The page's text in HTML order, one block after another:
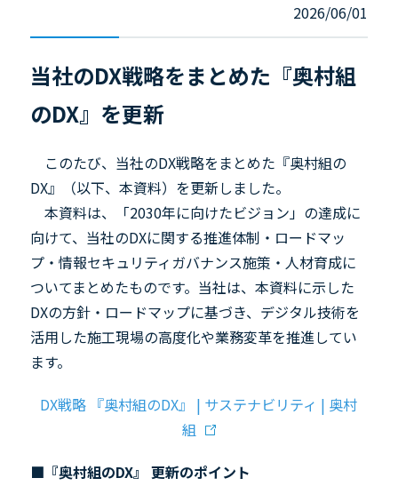
2026/06/01
当社のDX戦略をまとめた『奥村組
のDX』を更新
このたび、当社のDX戦略をまとめた『奥村組の
DX』（以下、本資料）を更新しました。
本資料は、「2030年に向けたビジョン」の達成に
向けて、当社のDXに関する推進体制・ロードマッ
プ・情報セキュリティガバナンス施策・人材育成に
ついてまとめたものです。当社は、本資料に示した
DXの方針・ロードマップに基づき、デジタル技術を
活用した施工現場の高度化や業務変革を推進してい
ます。
DX戦略 『奥村組のDX』 | サステナビリティ | 奥村
組
■ 『奥村組のDX』 更新のポイント